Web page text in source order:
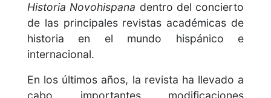
Historia Novohispana dentro del concierto
de las principales revistas académicas de
historia en el mundo hispánico e
internacional.
En los últimos años, la revista ha llevado a